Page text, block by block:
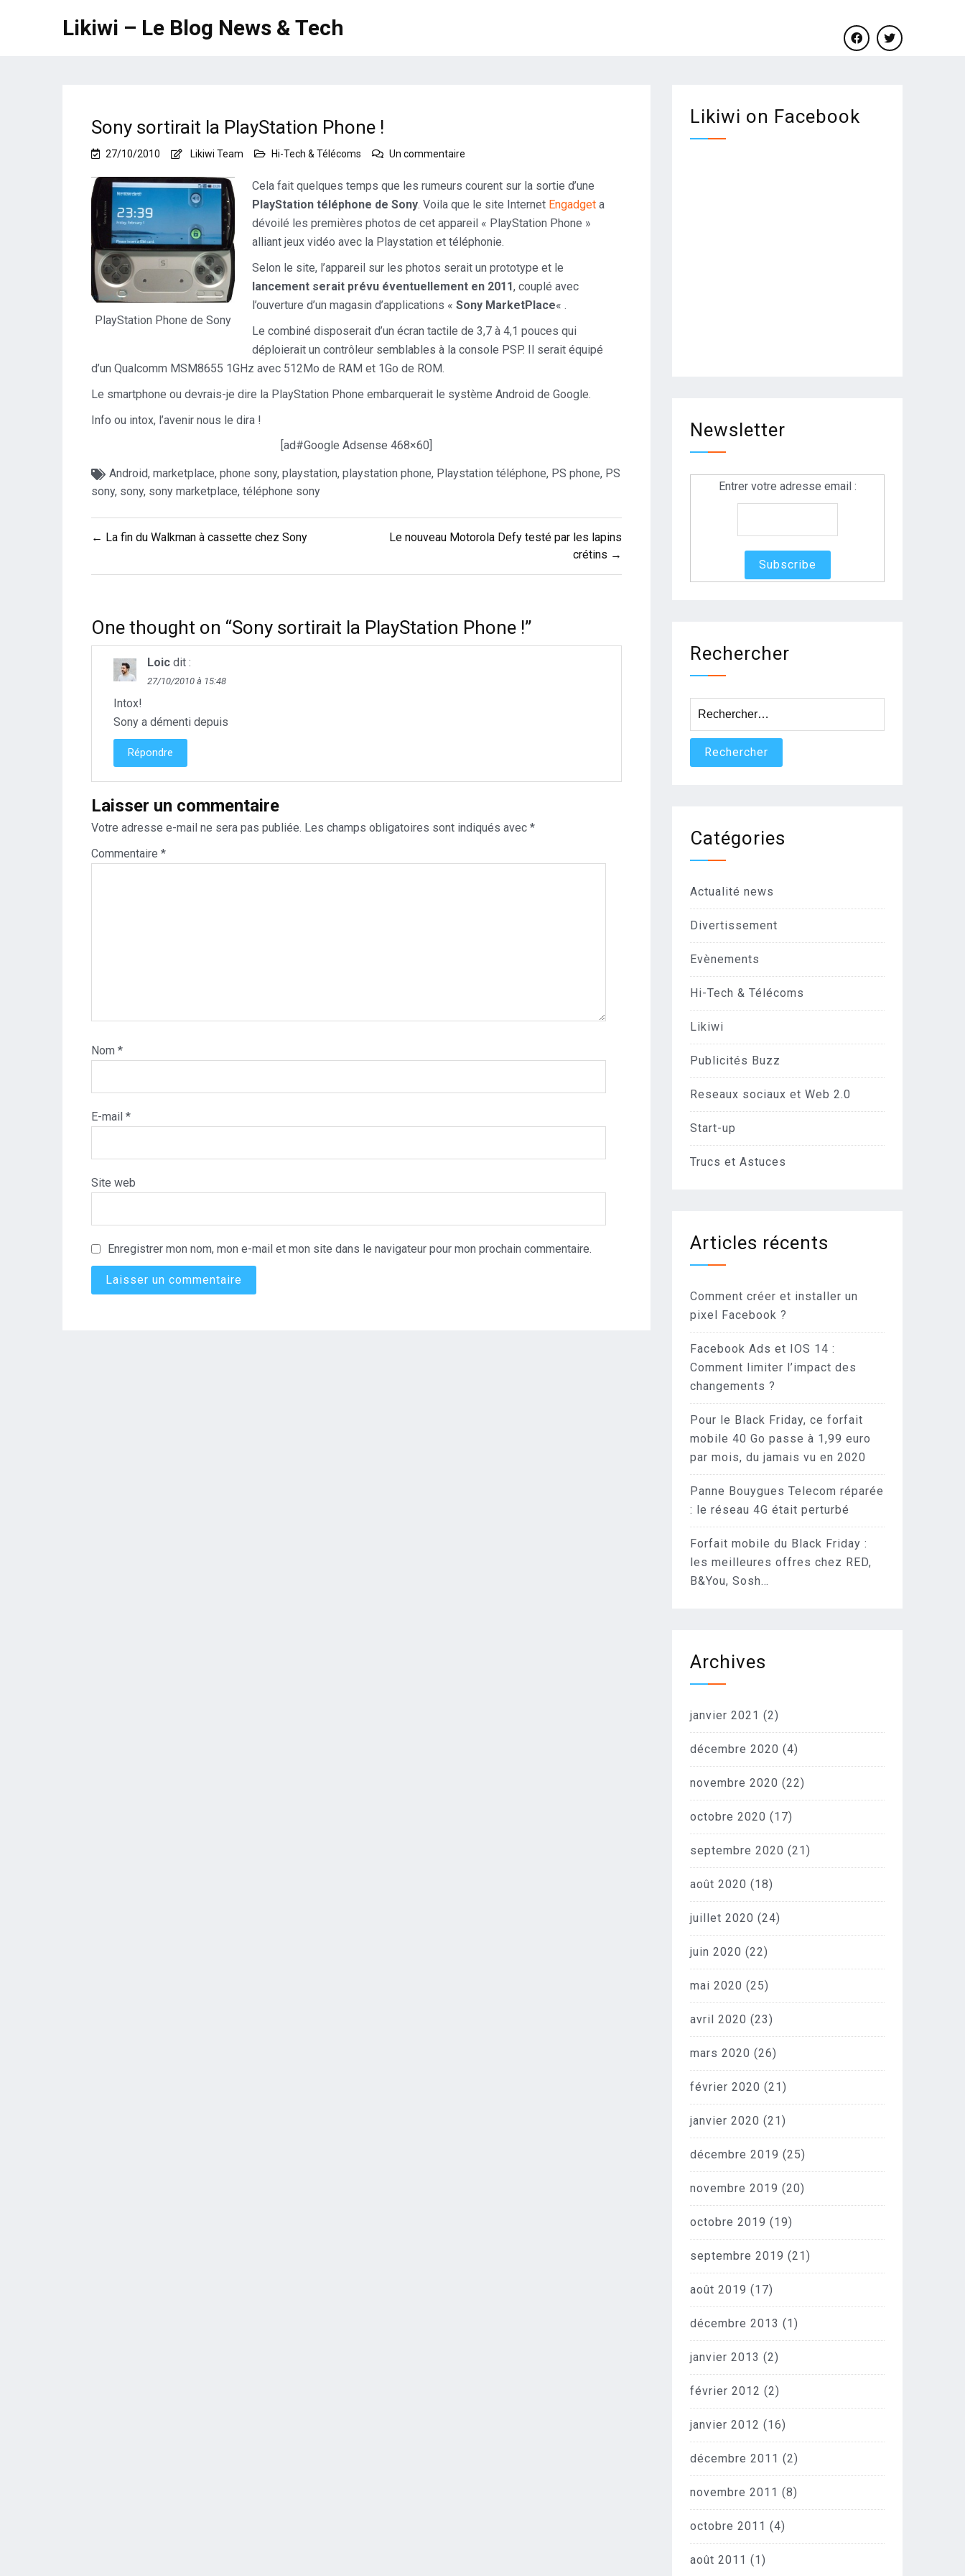
Likiwi – Le Blog News & Tech
facebooktwitter
Sony sortirait la PlayStation Phone !
27/10/2010 Likiwi Team Hi-Tech & Télécoms Un commentaire
sortirait
PlayStation
Phone
!
PlayStation Phone de Sony
Cela fait quelques temps que les rumeurs courent sur la sortie d’une
PlayStation téléphone de Sony. Voila que le site Internet Engadget a
dévoilé les premières photos de cet appareil « PlayStation Phone »
alliant jeux vidéo avec la Playstation et téléphonie.
Selon le site, l’appareil sur les photos serait un prototype et le
lancement serait prévu éventuellement en 2011, couplé avec
l’ouverture d’un magasin d’applications « Sony MarketPlace« .
Le combiné disposerait d’un écran tactile de 3,7 à 4,1 pouces qui
déploierait un contrôleur semblables à la console PSP. Il serait équipé
d’un Qualcomm MSM8655 1GHz avec 512Mo de RAM et 1Go de ROM.
Le smartphone ou devrais-je dire la PlayStation Phone embarquerait le système Android de Google.
Info ou intox, l’avenir nous le dira !
[ad#Google Adsense 468×60]
Android, marketplace, phone sony, playstation, playstation phone, Playstation téléphone, PS phone, PS
sony, sony, sony marketplace, téléphone sony
Navigation
← La fin du Walkman à cassette chez Sony
Le nouveau Motorola Defy testé par les lapins
crétins →
One thought on “Sony sortirait la PlayStation Phone !”
Loic dit :
27/10/2010 à 15:48
Intox!
Sony a démenti depuis
Répondre
Laisser un commentaire
Votre adresse e-mail ne sera pas publiée. Les champs obligatoires sont indiqués avec *
Commentaire *
Nom *
E-mail *
Site web
Enregistrer mon nom, mon e-mail et mon site dans le navigateur pour mon prochain commentaire.
Likiwi on Facebook
Newsletter
Entrer votre adresse email :
Rechercher
Catégories
Actualité news
Divertissement
Evènements
Hi-Tech & Télécoms
Likiwi
Publicités Buzz
Reseaux sociaux et Web 2.0
Start-up
Trucs et Astuces
Articles récents
Comment créer et installer un
pixel Facebook ?
Facebook Ads et IOS 14 :
Comment limiter l’impact des
changements ?
Pour le Black Friday, ce forfait
mobile 40 Go passe à 1,99 euro
par mois, du jamais vu en 2020
Panne Bouygues Telecom réparée
: le réseau 4G était perturbé
Forfait mobile du Black Friday :
les meilleures offres chez RED,
B&You, Sosh…
Archives
janvier 2021 (2)
décembre 2020 (4)
novembre 2020 (22)
octobre 2020 (17)
septembre 2020 (21)
août 2020 (18)
juillet 2020 (24)
juin 2020 (22)
mai 2020 (25)
avril 2020 (23)
mars 2020 (26)
février 2020 (21)
janvier 2020 (21)
décembre 2019 (25)
novembre 2019 (20)
octobre 2019 (19)
septembre 2019 (21)
août 2019 (17)
décembre 2013 (1)
janvier 2013 (2)
février 2012 (2)
janvier 2012 (16)
décembre 2011 (2)
novembre 2011 (8)
octobre 2011 (4)
août 2011 (1)